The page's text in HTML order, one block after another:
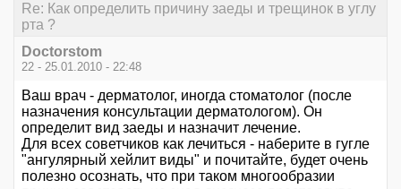
Re: Как определить причину заеды и трещинок в углу
рта ?
Doctorstom
22 - 25.01.2010 - 22:48
Ваш врач - дерматолог, иногда стоматолог (после
назначения консультации дерматологом). Он
определит вид заеды и назначит лечение.
Для всех советчиков как лечиться - наберите в гугле
"ангулярный хейлит виды" и почитайте, будет очень
полезно осознать, что при таком многообразии